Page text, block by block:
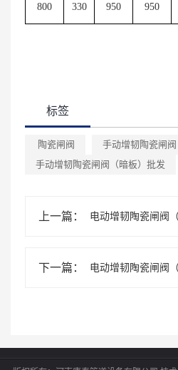
800 330 950 950
标签
陶瓷闸阀
手动增韧陶瓷闸
手动增韧陶瓷闸阀（暗板）批发
上一篇：
下一篇： 电动增韧陶瓷闸阀（